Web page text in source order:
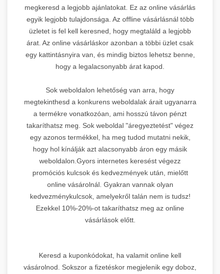
megkeresd a legjobb ajánlatokat. Ez az online vásárlás
egyik legjobb tulajdonsága. Az offline vásárlásnál több
üzletet is fel kell keresned, hogy megtaláld a legjobb
árat. Az online vásárláskor azonban a többi üzlet csak
egy kattintásnyira van, és mindig biztos lehetsz benne,
hogy a legalacsonyabb árat kapod.
Sok weboldalon lehetőség van arra, hogy
megtekinthesd a konkurens weboldalak árait ugyanarra
a termékre vonatkozóan, ami hosszú távon pénzt
takaríthatsz meg. Sok weboldal "áregyeztetést" végez
egy azonos termékkel, ha meg tudod mutatni nekik,
hogy hol kínálják azt alacsonyabb áron egy másik
weboldalon.Gyors internetes keresést végezz
promóciós kulcsok és kedvezmények után, mielőtt
online vásárolnál. Gyakran vannak olyan
kedvezménykulcsok, amelyekről talán nem is tudsz!
Ezekkel 10%-20%-ot takaríthatsz meg az online
vásárlások előtt.
Keresd a kuponkódokat, ha valamit online kell
vásárolnod. Sokszor a fizetéskor megjelenik egy doboz,